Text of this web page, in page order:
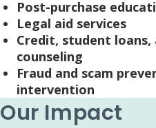
Post-purchase
Legal aid services
Credit, student loans,
counseling
Fraud and scam
intervention
Our Impact